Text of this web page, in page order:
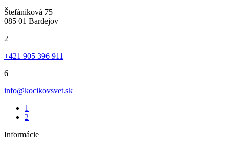
Štefániková 75
085 01 Bardejov
2
+421 905 396 911
6
info@kocikovsvet.sk
1
2
Informácie